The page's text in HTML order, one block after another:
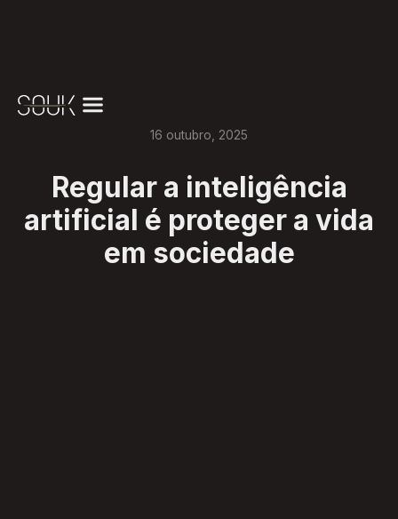
16 outubro 2025
Regular a inteligência
artificial é proteger a vida
em sociedade